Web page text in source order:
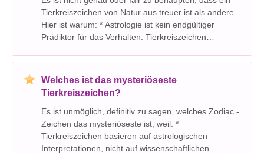
Tierkreiszeichen von Natur aus treuer ist als andere.
Hier ist warum: * Astrologie ist kein endgültiger
Prädiktor für das Verhalten: Tierkreiszeichen
der Geburt einer Person, und obwohl sie Ei
Welches ist das mysteriöseste
Tierkreiszeichen?
Es ist unmöglich, definitiv zu sagen, welches Zodiac -
Zeichen das mysteriöseste ist, weil: *
Tierkreiszeichen basieren auf astrologischen
Interpretationen, nicht auf wissenschaftlichen